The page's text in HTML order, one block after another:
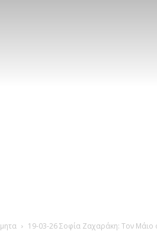
19-03-26 Σοφία Ζαχαράκη: Τον Μάιο